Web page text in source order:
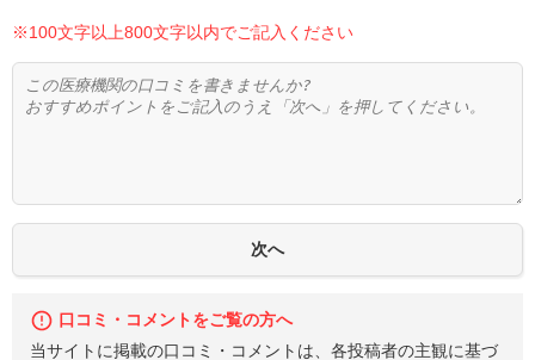
※100文字以上800文字以内でご記入ください
口コミ・コメントをご覧の方へ
当サイトに掲載の口コミ・コメントは、各投稿者の主観に基づ